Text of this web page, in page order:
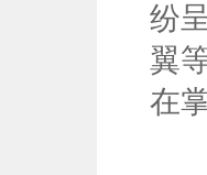
纷
翼
在